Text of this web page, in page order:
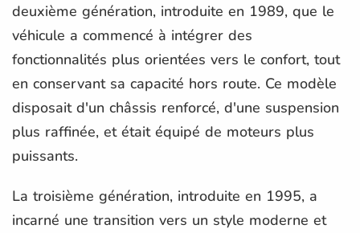
deuxième génération, introduite en 1989, que le
véhicule a commencé à intégrer des
fonctionnalités plus orientées vers le confort, tout
en conservant sa capacité hors route. Ce modèle
disposait d'un châssis renforcé, d'une suspension
plus raffinée, et était équipé de moteurs plus
puissants.
La troisième génération, introduite en 1995, a
incarné une transition vers un style moderne et